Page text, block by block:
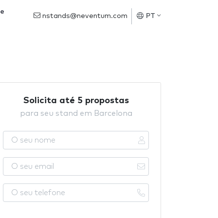
nstands@neventum.com PT
Solicita até 5 propostas
para seu stand em Barcelona